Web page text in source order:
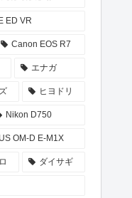
ED VR
Canon EOS R7
エナガ
ヒヨドリ
Nikon D750
OM-D E-M1X
ダイサギ